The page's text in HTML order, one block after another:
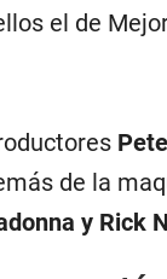
el de
de la
y Rick